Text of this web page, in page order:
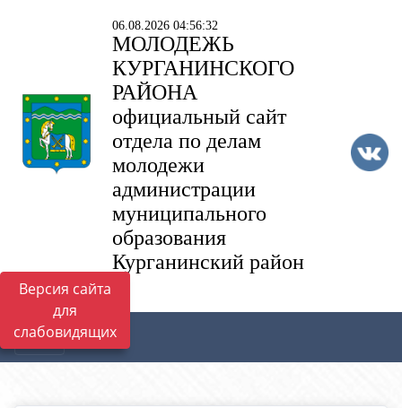
Версия сайта
для
слабовидящих
06.08.2026 04:56:32
МОЛОДЕЖЬ
КУРГАНИНСКОГО
РАЙОНА
официальный сайт
отдела по делам
молодежи
администрации
муниципального
образования
Курганинский район